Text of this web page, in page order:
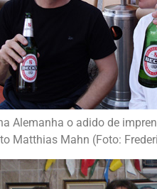
Alemanha o adido de
Matthias Mahn (Foto: